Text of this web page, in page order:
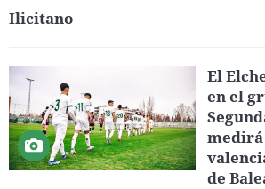
Ilicitano
El
en el
medirá
de